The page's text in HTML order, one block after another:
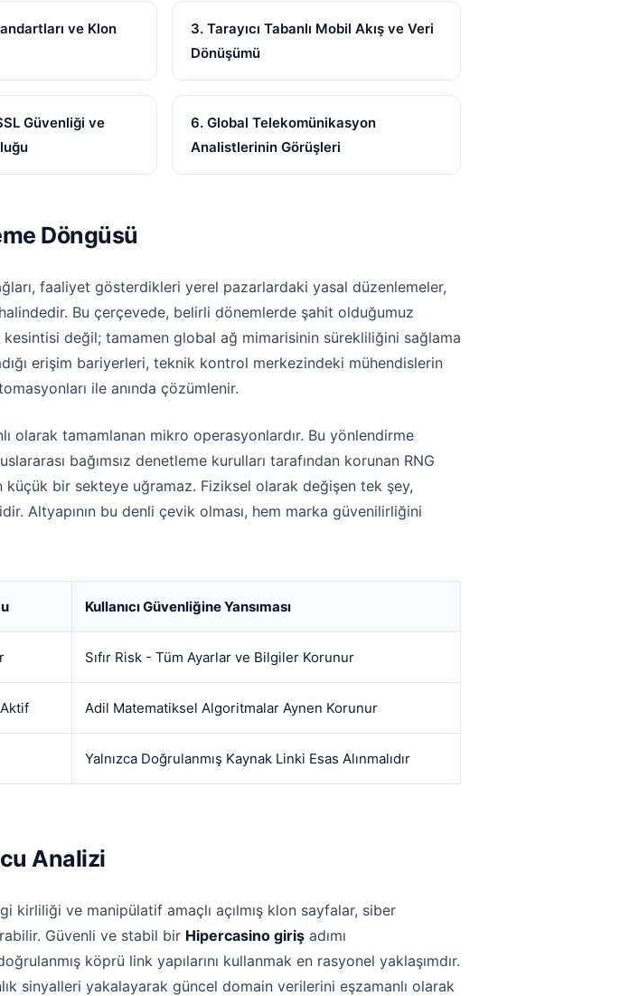
ve Klon
3. Tarayıcı Tabanlı Mobil Akış ve Veri
Dönüşümü
Güvenliği ve
6. Global Telekomünikasyon
Analistlerinin Görüşleri
Döngüsü
faaliyet gösterdikleri yerel pazarlardaki yasal düzenlemeler,
Bu çerçevede, belirli dönemlerde şahit olduğumuz
değil; tamamen global ağ mimarisinin sürekliliğini sağlama
erişim bariyerleri, teknik kontrol merkezindeki mühendislerin
ile anında çözümlenir.
olarak tamamlanan mikro operasyonlardır. Bu yönlendirme
bağımsız denetleme kurulları tarafından korunan RNG
küçük bir sekteye uğramaz. Fiziksel olarak değişen tek şey,
Altyapının bu denli çevik olması, hem marka güvenilirliğini
Kullanıcı Güvenliğine Yansıması
Sıfır Risk - Tüm Ayarlar ve Bilgiler Korunur
Adil Matematiksel Algoritmalar Aynen Korunur
Yalnızca Doğrulanmış Kaynak Linki Esas Alınmalıdır
Analizi
kirliliği ve manipülatif amaçlı açılmış klon sayfalar, siber
Güvenli ve stabil bir Hipercasino giriş adımı
köprü link yapılarını kullanmak en rasyonel yaklaşımdır.
sinyalleri yakalayarak güncel domain verilerini eşzamanlı olarak